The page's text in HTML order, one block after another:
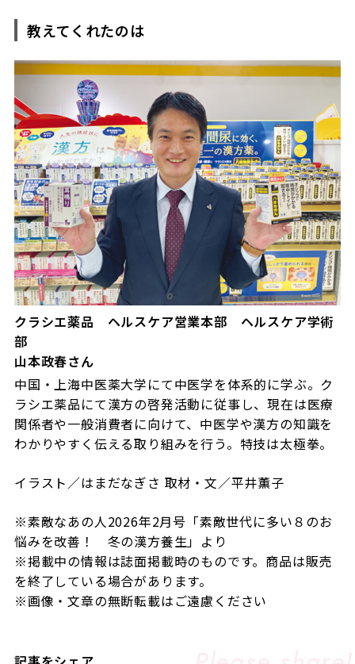
教えてくれたのは
クラシエ薬品 ヘルスケア営業本部 ヘルスケア学術
部
山本政春さん
中国・上海中医薬大学にて中医学を体系的に学ぶ。ク
ラシエ薬品にて漢方の啓発活動に従事し、現在は医療
関係者や一般消費者に向けて、中医学や漢方の知識を
わかりやすく伝える取り組みを行う。特技は太極拳。
イラスト／はまだなぎさ 取材・文／平井薫子
※素敵なあの人 2026年2月号「素敵世代に多い８のお
悩みを改善！ 冬の漢方養生 」より
※掲載中の情報は誌面掲載時のものです。商品は販売
を終了している場合があります。
※画像・文章の無断転載はご遠慮ください